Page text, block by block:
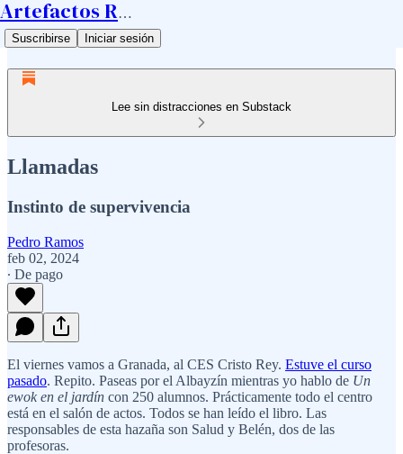
Artefactos Ramos
Suscribirse Iniciar sesión
Lee sin distracciones en Substack
Llamadas
Instinto de supervivencia
Pedro Ramos
feb 02, 2024
∙ De pago
El viernes vamos a Granada, al CES Cristo Rey. Estuve el curso
pasado. Repito. Paseas por el Albayzín mientras yo hablo de Un
ewok en el jardín con 250 alumnos. Prácticamente todo el centro
está en el salón de actos. Todos se han leído el libro. Las
responsables de esta hazaña son Salud y Belén, dos de las
profesoras.